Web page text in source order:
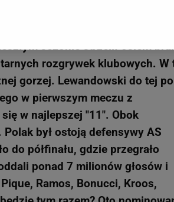
ostatniego roku w
Wśród najlepszych napastników
sezonie strzelił osiem
rozgrywek klubowych. W
gorzej. Lewandowski do tej
w pierwszym meczu z
w najlepszej "11". Obok
Polak był ostoją defensywy AS
do półfinału, gdzie przegrało
ponad 7 milionów głosów i
Ramos, Bonucci, Kroos,
i przechowywanie plików cookie
końcowym. Możesz w każdej chwili
twoimi preferencjami dot.
i przechodząc do „Ustawień
przeglądarki.
dane osobowe w następujących
skanowanie charakterystyki urządzenia
do nich. Spersonalizowane reklamy i treści,
Partnerów